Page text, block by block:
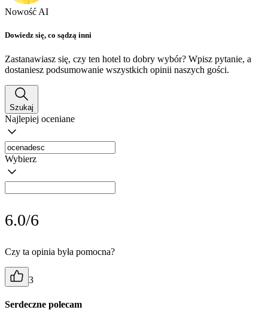
Nowość AI
Dowiedz się, co sądzą inni
Zastanawiasz się, czy ten hotel to dobry wybór? Wpisz pytanie, a
dostaniesz podsumowanie wszystkich opinii naszych gości.
Szukaj
Najlepiej oceniane
Wybierz
6.0/6
Czy ta opinia była pomocna?
3
Serdeczne polecam